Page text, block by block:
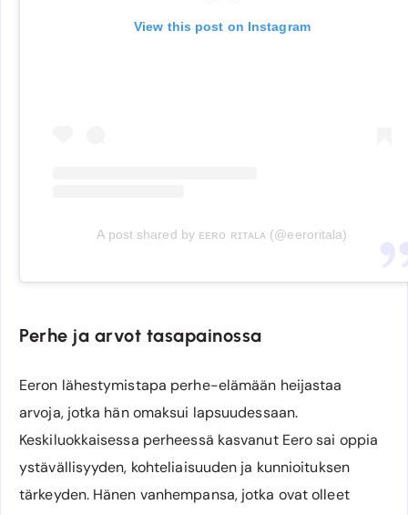
View this post on Instagram
A post shared by ᴇᴇʀᴏ ʀɪᴛᴀʟᴀ (@eeroritala)
Perhe ja arvot tasapainossa
Eeron lähestymistapa perhe-elämään heijastaa
arvoja, jotka hän omaksui lapsuudessaan.
Keskiluokkaisessa perheessä kasvanut Eero sai oppia
ystävällisyyden, kohteliaisuuden ja kunnioituksen
tärkeyden. Hänen vanhempansa, jotka ovat olleet